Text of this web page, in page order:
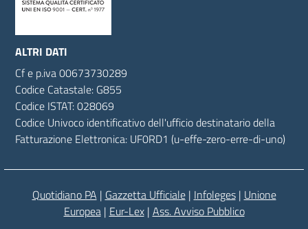
ALTRI DATI
Cfe p.iva00673730289
Codice Catastale: G855
Codice ISTAT: 028069
Codice Univoco identificativo dell'ufficio destinatario della
Fatturazione Elettronica: UF0RD1 (u-effe-zero-erre-di-uno)
Quotidiano PA | Gazzetta Ufficiale| Infoleges| Unione
Europea| Eur-Lex| Ass. Avviso Pubblico